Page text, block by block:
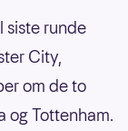
siste runde
City,
om de to
og Tottenham.